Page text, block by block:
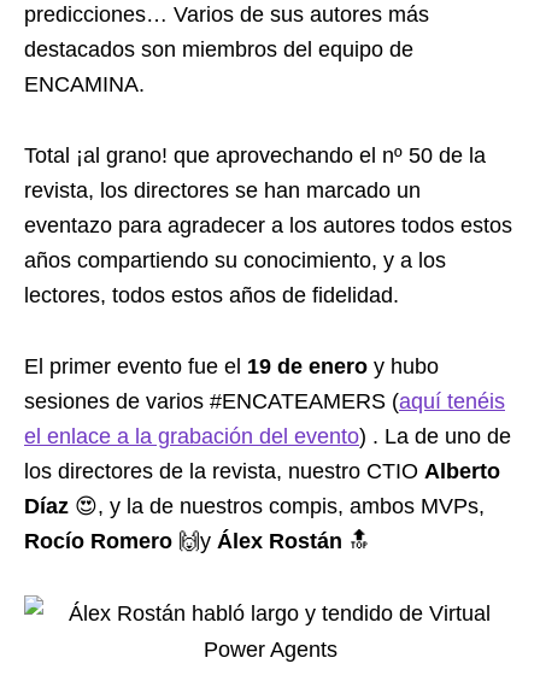
predicciones… Varios de sus autores más
destacados son miembros del equipo de
ENCAMINA.
Total ¡al grano! que aprovechando el nº 50 de la
revista, los directores se han marcado un
eventazo para agradecer a los autores todos estos
años compartiendo su conocimiento, y a los
lectores, todos estos años de fidelidad.
El primer evento fue el 19 de enero y hubo
sesiones de varios #ENCATEAMERS (aquí tenéis
el enlace a la grabación del evento) . La de uno de
los directores de la revista, nuestro CTIO Alberto
Díaz 😍, y la de nuestros compis, ambos MVPs,
Rocío Romero 🙌y Álex Rostán 🔝